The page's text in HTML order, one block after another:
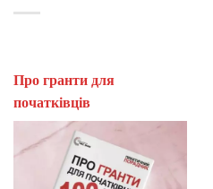
Про гранти для
початківців